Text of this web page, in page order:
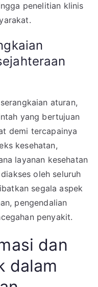
penelitian klinis
aturan,
yang bertujuan
demi tercapainya
kesehatan,
layanan kesehatan
oleh seluruh
segala aspek
pengendalian
penyakit.
dan
dalam